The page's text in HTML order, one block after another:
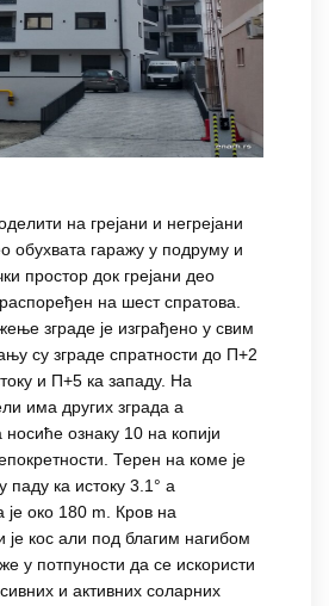
на грејани и негрејани
обухвата гаражу у подруму и
простор док грејани део
на шест спратова.
зграде је изграђено у свим
су зграде спратности до П+2
и П+5 ка западу. На
има других зграда а
ознаку 10 на копији
Терен на коме је
паду ка истоку 3.1° а
је око 180 m. Кров на
је кос али под благим нагибом
у потпуности да се искористи
и активних соларних